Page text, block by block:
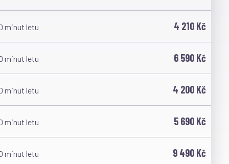
minut letu 4 210 Kč
minut letu 6 590 Kč
minut letu 4 200 Kč
minut letu 5 690 Kč
minut letu 9 490 Kč